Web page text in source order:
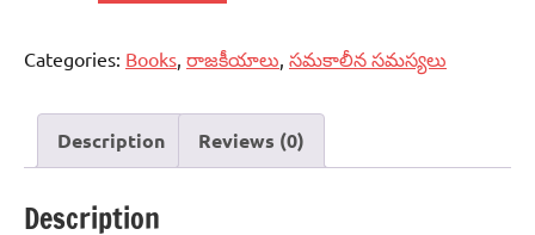
పాలన
బి.వి.రాఘవులు
quantity
Categories: Books, రాజకీయాలు, సమకాలీన సమస్యలు
Description Reviews (0)
Description